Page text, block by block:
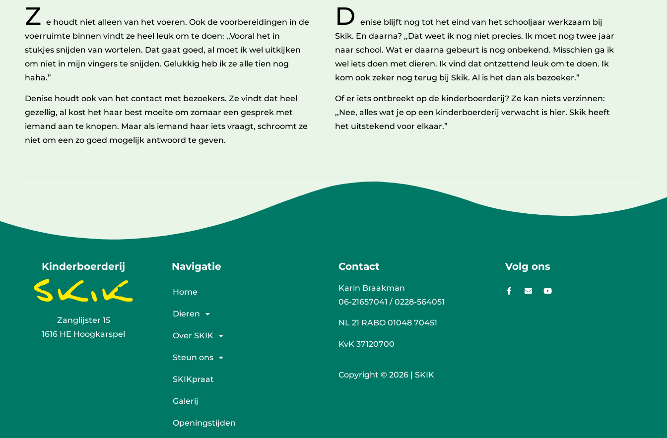
Z e houdt niet alleen van het voeren. Ook de voorbereidingen in de
voerruimte binnen vindt ze heel leuk om te doen: ,,Vooral het in
stukjes snijden van wortelen. Dat gaat goed, al moet ik wel uitkijken
om niet in mijn vingers te snijden. Gelukkig heb ik ze alle tien nog
haha.”
Denise houdt ook van het contact met bezoekers. Ze vindt dat heel
gezellig, al kost het haar best moeite om zomaar een gesprek met
iemand aan te knopen. Maar als iemand haar iets vraagt, schroomt ze
niet om een zo goed mogelijk antwoord te geven.
D
enise blijft nog tot het eind van het schooljaar werkzaam bij
Skik. En daarna? ,,Dat weet ik nog niet precies. Ik moet nog twee jaar
naar school. Wat er daarna gebeurt is nog onbekend. Misschien ga ik
wel iets doen met dieren. Ik vind dat ontzettend leuk om te doen. Ik
kom ook zeker nog terug bij Skik. Al is het dan als bezoeker.”
Of er iets ontbreekt op de kinderboerderij? Ze kan niets verzinnen:
,,Nee, alles wat je op een kinderboerderij verwacht is hier. Skik heeft
het uitstekend voor elkaar.”
Kinderboerderij
Zanglijster 15
1616 HE Hoogkarspel
Navigatie
Home
Dieren
Over SKIK
Steun ons
SKIKpraat
Galerij
Openingstijden
Contact
Karin Braakman
06-21657041 / 0228-564051
NL 21 RABO 01048 70451
KvK 37120700
Copyright © 2026 | SKIK
Volg ons